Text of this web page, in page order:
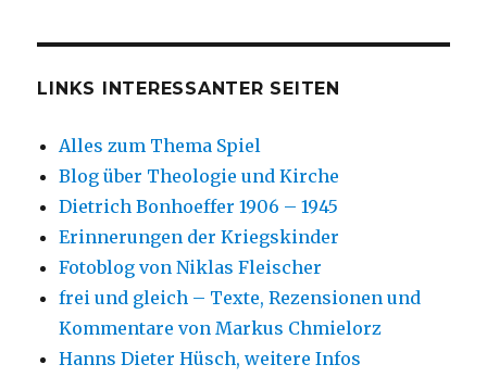
LINKS INTERESSANTER SEITEN
Alles zum Thema Spiel
Blog über Theologie und Kirche
Dietrich Bonhoeffer 1906 – 1945
Erinnerungen der Kriegskinder
Fotoblog von Niklas Fleischer
frei und gleich – Texte, Rezensionen und
Kommentare von Markus Chmielorz
Hanns Dieter Hüsch, weitere Infos